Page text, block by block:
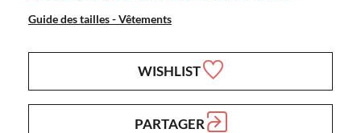
Guide des tailles - Vêtements
WISHLIST
PARTAGER